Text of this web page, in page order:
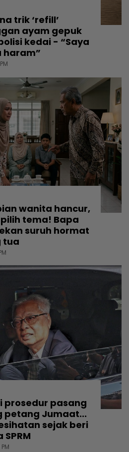
trik ‘refill’
ayam gepuk
kedai - “Saya
haram”
wanita hancur,
tema! Bapa
suruh hormat
tua
prosedur pasang
petang Jumaat...
sejak beri